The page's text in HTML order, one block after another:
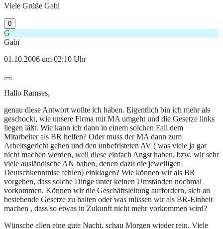
Viele Grüße Gabi
0
G
Gabi
01.10.2006 um 02:10 Uhr
Hallo Ramses,
genau diese Antwort wollte ich haben. Eigentlich bin ich mehr als
geschockt, wie unsere Firma mit MA umgeht und die Gesetze links
liegen läßt. Wie kann ich dann in einem solchen Fall dem
Mitarbeiter als BR helfen? Oder muss der MA dann zum
Arbeitsgericht gehen und den unbefristeten AV ( was viele ja gar
nicht machen werden, weil diese einfach Angst haben, bzw. wir sehr
viele ausländische AN haben, denen dazu die jeweiligen
Deutschkenntnise fehlen) einklagen? Wie können wir als BR
vorgehen, dass solche Dinge unter keinen Umständen nochmal
vorkommen. Können wir die Geschäftsleitung auffordern, sich an
bestehende Gesetze zu halten oder was müssen wir als BR-Einheit
machen , dass so etwas in Zukunft nicht mehr vorkommen wird?
Wünsche allen eine gute Nacht, schau Morgen wieder rein. Viele